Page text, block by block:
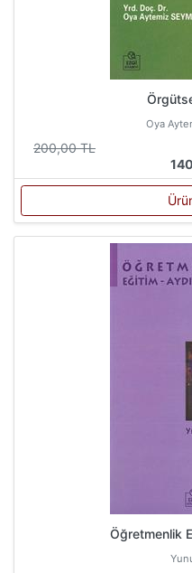
Oya
200,00 TL
Öğretmenlik